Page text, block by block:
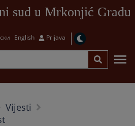
sud u Mrkonjić Gradu
English Prijava
Vijesti